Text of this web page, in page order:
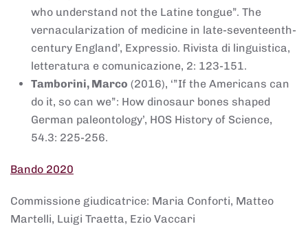
who understand not the Latine tongue”. The
vernacularization of medicine in late-seventeenth-
century England’, Expressio. Rivista di linguistica,
letteratura e comunicazione, 2: 123-151.
Tamborini, Marco (2016), ‘”If the Americans can
do it, so can we”: How dinosaur bones shaped
German paleontology’, HOS History of Science,
54.3: 225-256.
Bando 2020
Commissione giudicatrice: Maria Conforti, Matteo
Martelli, Luigi Traetta, Ezio Vaccari